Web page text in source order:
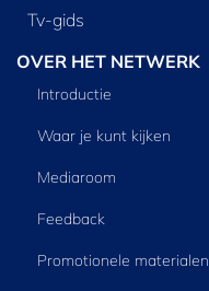
Tv‑gids
OVER HET NETWERK
Introductie
Waar je kunt kijken
Mediaroom
Feedback
Promotionele materialen